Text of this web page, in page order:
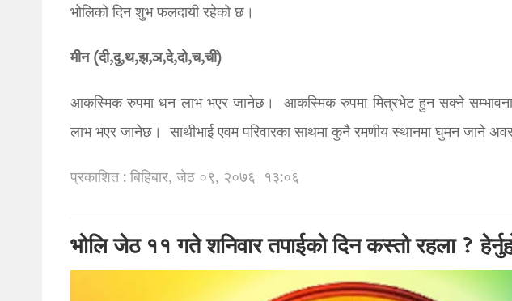
भोलिको दिन शुभ फलदायी रहेको छ।
मीन (दी,दु,थ,झ,ञ,दे,दो,च,ची)
आकस्मिक रुपमा धन लाभ भएर जानेछ। आकस्मिक रुपमा मित्रभेट हुन सक्ने सम्भावना
लाभ भएर जानेछ। साथीभाई एवम परिवारका साथमा कुनै रमणीय स्थानमा घुमन जाने
प्रकाशित : बिहिबार, जेठ ०९, २०७६ १३:०६
भोलि जेठ ११ गते शनिवार तपाईको दिन कस्तो रहला ?